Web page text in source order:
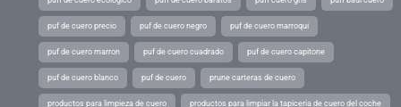
puf de cuero precio puf de cuero negro puf de cuero marroqui
puf de cuero marron puf de cuero cuadrado puf de cuero capitone
puf de cuero blanco puf de cuero prune carteras de cuero
productos para limpieza de cuero productos para limpiar la tapiceria de cuero del coche